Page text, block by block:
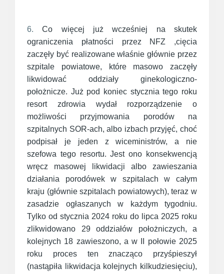
6.Co więcej już wcześniej na skutek
ograniczenia płatności przez NFZ ,cięcia
zaczęły być realizowane właśnie głównie przez
szpitale powiatowe, które masowo zaczęły
likwidować oddziały ginekologiczno-
położnicze. Już pod koniec stycznia tego roku
resort zdrowia wydał rozporządzenie o
możliwości przyjmowania porodów na
szpitalnych SOR-ach, albo izbach przyjęć, choć
podpisał je jeden z wiceministrów, a nie
szefowa tego resortu. Jest ono konsekwencją
wręcz masowej likwidacji albo zawieszania
działania porodówek w szpitalach w całym
kraju (głównie szpitalach powiatowych), teraz w
zasadzie ogłaszanych w każdym tygodniu.
Tylko od stycznia 2024 roku do lipca 2025 roku
zlikwidowano 29 oddziałów położniczych, a
kolejnych 18 zawieszono, a w II połowie 2025
roku proces ten znacząco przyśpieszył
(nastąpiła likwidacja kolejnych kilkudziesięciu),